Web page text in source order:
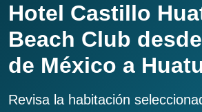
Hotel Castillo
Beach Club
de México a
Revisa la habitación